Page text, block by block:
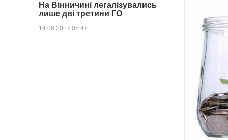
На Вінничині легалізувались
лише дві третини ГО
14.06.2017 05:47